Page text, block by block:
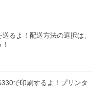
るよ！配送方法の選択は、
で印刷するよ！プリンタ